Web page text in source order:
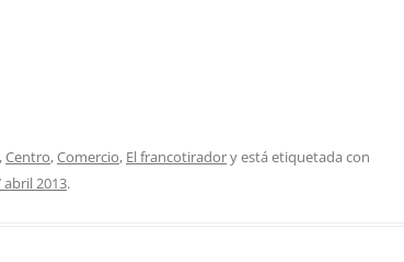
,Centro,Comercio, El francotiradory está etiquetada con
abril 2013.